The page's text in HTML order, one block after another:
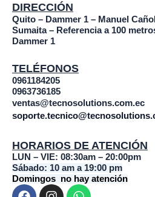
DIRECCIÓN
Quito – Dammer 1 – Manuel
Sumaita – Referencia a 100
Dammer 1
TELÉFONOS
0961184205
0963736185
ventas@tecnosolutions.com.ec
HORARIOS DE ATENCIÓN
LUN – VIE: 08:30am – 20:00pm
Sábado: 10 am a 19:00 pm
Domingos no hay atención
F
I
W